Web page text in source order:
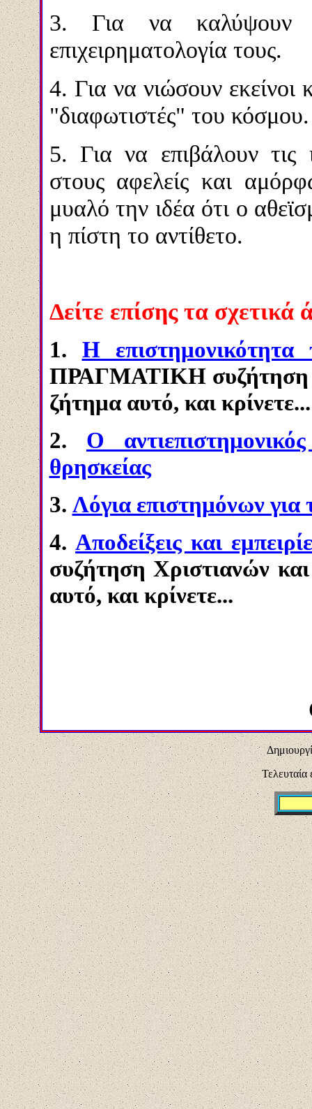
3. Για να καλύψουν
επιχειρηματολογία τους.
4. Για να νιώσουν
"διαφωτιστές" του κόσμου.
5. Για να επιβάλουν τις
στους αφελείς και
μυαλό την ιδέα ότι ο
η πίστη το αντίθετο.
Δείτε επίσης τα σχετικά
1. Η επιστημονικότητα
ΠΡΑΓΜΑΤΙΚΗ συζήτηση
ζήτημα αυτό, και κρίνετε...
2. Ο
θρησκείας
3. Λόγια επιστημόνων
4.Αποδείξεις και
συζήτηση Χριστιανών
αυτό, και κρίνετε...